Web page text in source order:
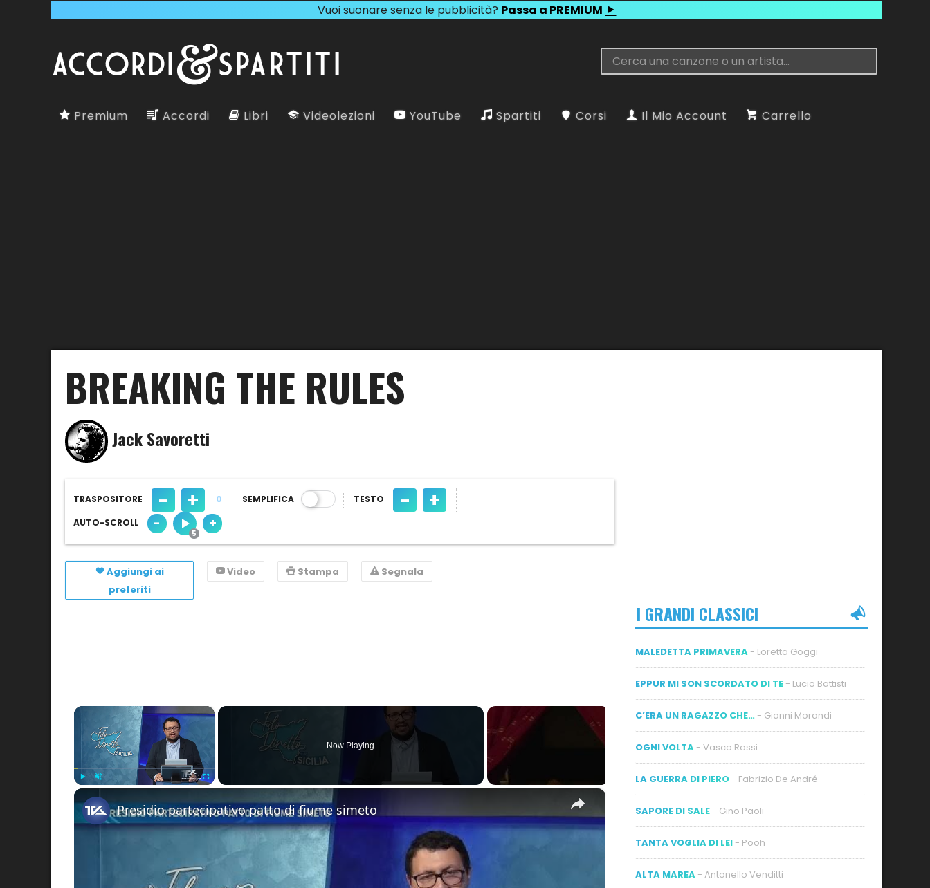
Vuoi suonare senza le pubblicità? Passa a PREMIUM
Premium Accordi Libri Videolezioni YouTube Spartiti Corsi Il Mio Account Carrello
BREAKING THE RULES
Jack Savoretti
TRASPOSITORE - + 0 SEMPLIFICA TESTO - +
AUTO-SCROLL - +
Aggiungi ai
preferiti
Video Stampa Segnala
×
Now Playing
×
Presidio partecipativo patto di fiume simeto
I GRANDI CLASSICI
MALEDETTA PRIMAVERA - Loretta Goggi
EPPUR MI SON SCORDATO DI TE - Lucio Battisti
C’ERA UN RAGAZZO CHE… - Gianni Morandi
OGNI VOLTA - Vasco Rossi
LA GUERRA DI PIERO - Fabrizio De André
SAPORE DI SALE - Gino Paoli
TANTA VOGLIA DI LEI - Pooh
ALTA MAREA - Antonello Venditti